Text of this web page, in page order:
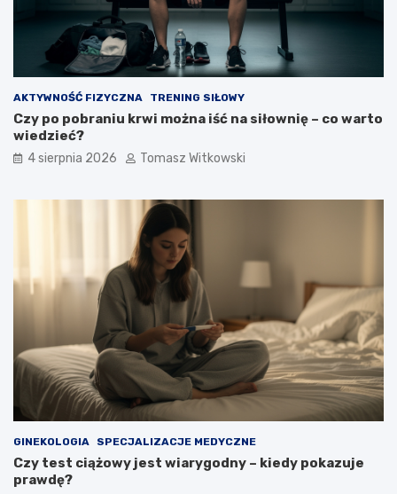
AKTYWNOŚĆ FIZYCZNA TRENING SIŁOWY
Czy po pobraniu krwi można iść na siłownię – co warto
wiedzieć?
4 sierpnia 2026 Tomasz Witkowski
GINEKOLOGIA SPECJALIZACJE MEDYCZNE
Czy test ciążowy jest wiarygodny – kiedy pokazuje
prawdę?